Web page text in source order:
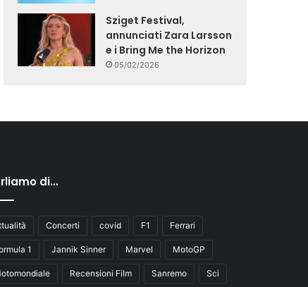
Sziget Festival,
annunciati Zara Larsson
e i Bring Me the Horizon
05/02/2026
di…
Concerti covid F1 Ferrari
1 Jannik Sinner Marvel MotoGP
Recensioni Film Sanremo Sci